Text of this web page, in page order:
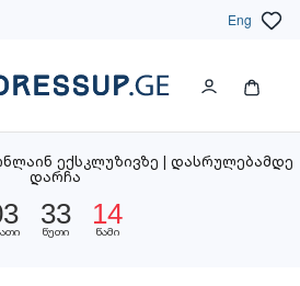
Eng
ექსკლუზივზე | დასრულებამდე
დარჩა
33
წუთი
13
წამი